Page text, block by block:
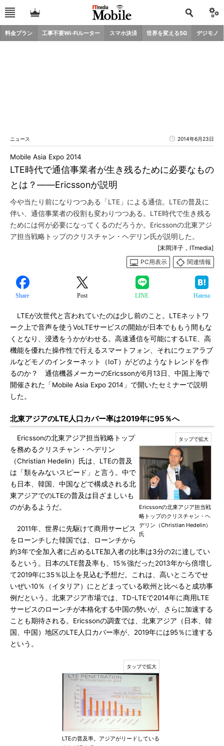
料金プラン 工事不要Wi-Fiルーター スマホ決済 世界を変える5G デジモノ
ニュース 2014年6月23日
LTE時代で通信事業者が生き残るために必要なもの
とは？――Ericssonが説明
Mobile Asia Expo 2014
今や当たり前になりつつある「LTE」による通信。LTEの普及に
伴い、通信事業者の役割も変わりつつある。LTE時代で生き残る
ためには何が必要になってくるのだろうか。Ericssonの北東アジ
ア担当戦略トップのクリスチャン・ヘデリン氏が説明した。
[末岡洋子，ITmedia]
PC用表示
関連情報
Share Post LINE Hatena
LTEが次世代と言われていたのは少し前のこと。LTEネットワ
ーク上で音声を使うVoLTEサービスの開始が日本でももう間もな
くとなり、浸透をうかがわせる。高速通信を可能にするLTE、高
機能を優れた操作性で行えるスマートフォン、それにウェアラブ
ルなどモノのインターネット（IoT）がどのようなトレンドを作
るのか？ 通信機器メーカーのEricssonが6月13日、中国上海で
開催された「Mobile Asia Expo 2014」で開いたセミナーで説明
した。
北東アジアのLTE人口カバー率は2019年に95％へ
Ericssonの北東アジア担当戦
略トップのクリスチャン・ヘ
デリン（Christian Hedelin）
氏
Ericssonの北東アジア担当戦略トップ
を務めるクリスチャン・ヘデリン
（Christian Hedelin）氏は、LTEの普及
は「類をみないスピード」と言う。中で
も日本、韓国、中国などで構成される北
東アジアでのLTEの普及は目ざましいも
のがあるようだ。
2011年、世界に先駆けて商用サービス
をローンチした韓国では、ローンチから
約3年で全加入者に占めるLTE加入者の比率は3分の2に達してい
るという。日本のLTE普及率も、15％強だった2013年から倍増し
て2019年に35％以上を見込む予想だ。これは、高いところでせ
いぜい10％（イタリア）にとどまっている欧州と比べると成功事
例だという。北東アジア市場では、TD-LTEで2014年に商用LTE
サービスのローンチが本格化する中国の勢いが、さらに加速する
ことも期待される。Ericssonの調査では、北東アジア（日本、韓
国、中国）地区のLTE人口カバー率が、2019年には95％に達する
という。
LTEの普及率。アジアがリードしている